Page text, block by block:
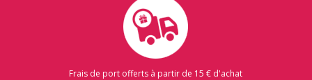
Frais de port offerts à partir de 15 € d'achat